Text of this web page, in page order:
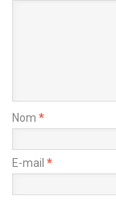
Nom *
E-mail *